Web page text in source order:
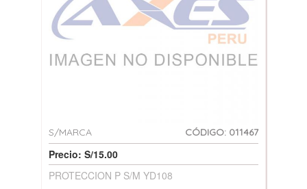
S/MARCA CÓDIGO: 011467
Precio: S/15.00
PROTECCION P S/M YD108